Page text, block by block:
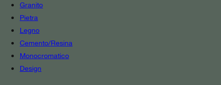
Granito
Pietra
Legno
Cemento/Resina
Monocromatico
Design